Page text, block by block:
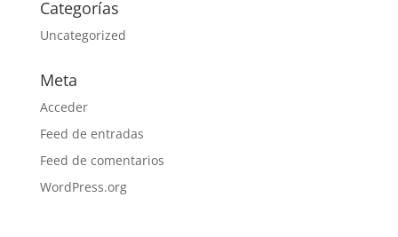
Categorías
Uncategorized
Meta
Acceder
Feed de entradas
Feed de comentarios
WordPress.org